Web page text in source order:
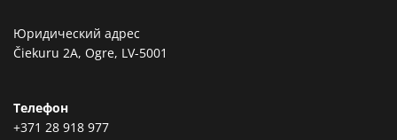
Юридический адрес
Čiekuru 2A, Ogre, LV-5001
Телефон
+371 28 918 977